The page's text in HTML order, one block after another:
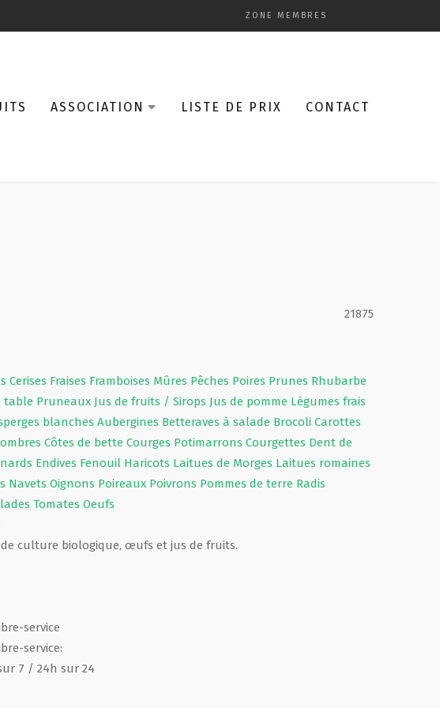
ZONE MEMBRES
ASSOCIATION LISTE DE PRIX CONTACT
21875
Cerises Fraises Framboises Mûres Pêches Poires Prunes Rhubarbe
table Pruneaux Jus de fruits / Sirops Jus de pomme Légumes frais
blanches Aubergines Betteraves à salade Brocoli Carottes
Côtes de bette Courges Potimarrons Courgettes Dent de
Endives Fenouil Haricots Laitues de Morges Laitues romaines
Navets Oignons Poireaux Poivrons Pommes de terre Radis
Tomates Oeufs
culture biologique, œufs et jus de fruits.
service
service:
7 / 24h sur 24